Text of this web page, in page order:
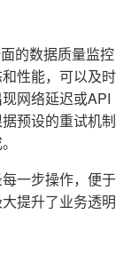
的数据质量监控
性能，可以及时
网络延迟或API
预设的重试机制
一步操作，便于
提升了业务透明